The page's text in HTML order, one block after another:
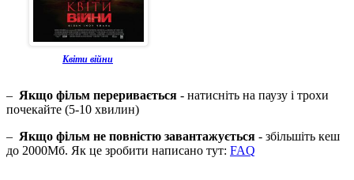
Квіти війни
– Якщо фільм переривається - натисніть на паузу і трохи
почекайте (5-10 хвилин)
– Якщо фільм не повністю завантажується - збільшіть кеш
до 2000Мб. Як це зробити написано тут: FAQ